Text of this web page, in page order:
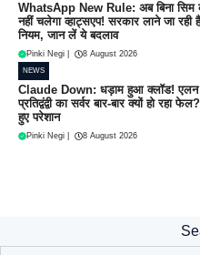
WhatsApp New Rule: अब बिना सिम
नहीं चलेगा व्हाट्सएप! सरकार लाने जा रही
नियम, जान लें ये बदलाव
Pinki Negi 8 August 2026
NEWS
Claude Down: धड़ाम हुआ क्लॉड!
प्रतिद्वंद्वी का सर्वर बार-बार क्यों हो रहा
हुए परेशान
Pinki Negi 8 August 2026